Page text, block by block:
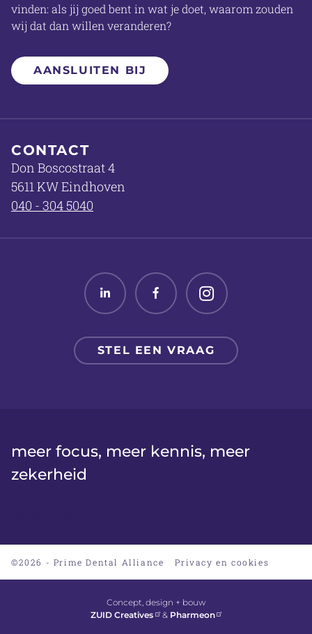
vinden: als jij goed bent in wat je doet, waarom zouden
wij dat dan willen veranderen?
AANSLUITEN BIJ
CONTACT
Don Boscostraat 4
5611 KW Eindhoven
040 - 304 5040
Linked inFacebookTwitter
STEL EEN VRAAG
meer focus, meer kennis, meer
zekerheid
©2026 - Prime Dental Alliance Privacy en cookies
Concept, design + bouw
ZUID Creatives
& Pharmeon